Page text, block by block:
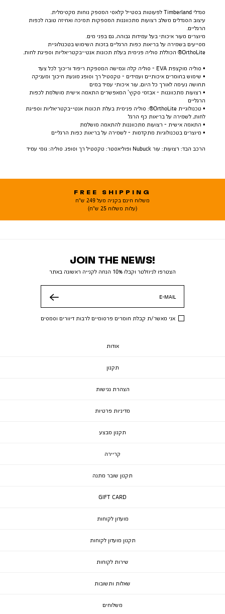
סנדלי Timberland לפעוטות בסטייל קלאסי המספק נוחות מקסימלית.
עיצוב הסנדלים משלב רצועות מתכווננות המספקות תמיכה ואחיזה טובה לכפות
הרגליים.
מיוצרים מעור איכותי בעל עמידות גבוהה, גם בפני מים.
מסייעים בשמירה על בריאות כפות הרגליים בזכות השימוש בטכנולוגיית
OrthoLite® הכוללת סוליה פנימית בעלת תכונות אנטי-בקטריאליות וספיגת לחות.
• סוליה מוקצפת EVA - סוליה קלה וגמישה המספקת ריפוד וריכוך לכל צעד
• שימוש בחומרים איכותיים ועמידים - טקסטיל רך וסופג מונעת חיכוך ומעניקה
תחושה נעימה לאורך כל היום, עור איכותי עמיד במים
• רצועות מתכווננות - אבזמי סקוץ’ המאפשרים התאמה אישית מושלמת לכפות
הרגליים
• טכנולוגיית OrthoLite®: סוליה פנימית בעלת תכונות אנטי-בקטריאליות וספיגת
לחות, לשמירה על בריאות כף הרגל
• התאמה אישית - רצועות מתכווננות להתאמה מושלמת
• מיוצרים בטכנולוגיות מתקדמות - לשמירה על בריאות כפות הרגליים
הרכב הבד: רצועות: עור Nubuck ופוליאסטר: טקסטיל רך וסופג. סוליה: גומי עמיד
FREE SHIPPING
משלוח חינם בקניה מעל 249 ש"ח
(עלות משלוח 25 ש"ח)
JOIN THE NEWS!
הצטרפו לניוזלטר וקבלו 10% הנחה לקנייה ראשונה באתר
E-MAIL
אני מאשר/ת קבלת חומרים פרסומיים לרבות דיוורים וסמסים
אודות
תקנון
הצהרת נגישות
מדיניות פרטיות
תקנון מבצע
קריירה
תקנון שובר מתנה
GIFT CARD
מועדון לקוחות
תקנון מועדון לקוחות
שירות לקוחות
שאלות ותשובות
משלוחים